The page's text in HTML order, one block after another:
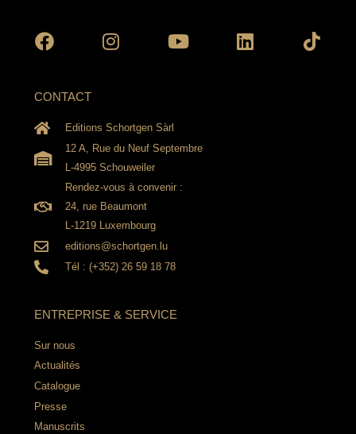
CONTACT
Editions Schortgen Sàrl
12 A, Rue du Neuf Septembre
L-4995 Schouweiler
Rendez-vous à convenir :
24, rue Beaumont
L-1219 Luxembourg
editions@schortgen.lu
Tél : (+352) 26 59 18 78
ENTREPRISE & SERVICE
Sur nous
Actualités
Catalogue
Presse
Manuscrits